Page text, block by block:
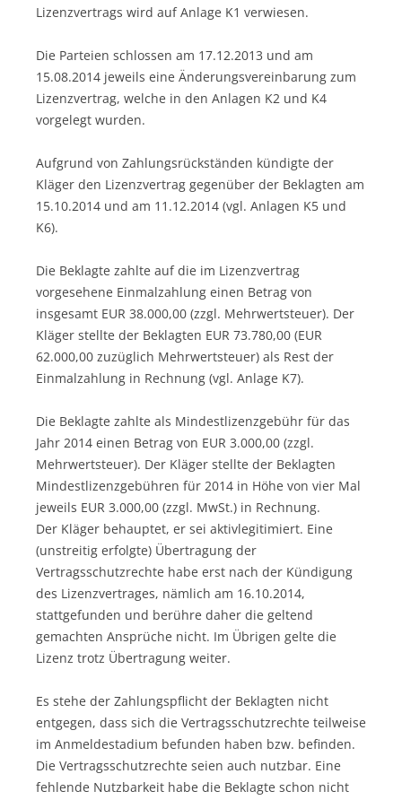
Lizenzvertrags wird auf Anlage K1 verwiesen.
Die Parteien schlossen am 17.12.2013 und am
15.08.2014 jeweils eine Änderungsvereinbarung zum
Lizenzvertrag, welche in den Anlagen K2 und K4
vorgelegt wurden.
Aufgrund von Zahlungsrückständen kündigte der
Kläger den Lizenzvertrag gegenüber der Beklagten am
15.10.2014 und am 11.12.2014 (vgl. Anlagen K5 und
K6).
Die Beklagte zahlte auf die im Lizenzvertrag
vorgesehene Einmalzahlung einen Betrag von
insgesamt EUR 38.000,00 (zzgl. Mehrwertsteuer). Der
Kläger stellte der Beklagten EUR 73.780,00 (EUR
62.000,00 zuzüglich Mehrwertsteuer) als Rest der
Einmalzahlung in Rechnung (vgl. Anlage K7).
Die Beklagte zahlte als Mindestlizenzgebühr für das
Jahr 2014 einen Betrag von EUR 3.000,00 (zzgl.
Mehrwertsteuer). Der Kläger stellte der Beklagten
Mindestlizenzgebühren für 2014 in Höhe von vier Mal
jeweils EUR 3.000,00 (zzgl. MwSt.) in Rechnung.
Der Kläger behauptet, er sei aktivlegitimiert. Eine
(unstreitig erfolgte) Übertragung der
Vertragsschutzrechte habe erst nach der Kündigung
des Lizenzvertrages, nämlich am 16.10.2014,
stattgefunden und berühre daher die geltend
gemachten Ansprüche nicht. Im Übrigen gelte die
Lizenz trotz Übertragung weiter.
Es stehe der Zahlungspflicht der Beklagten nicht
entgegen, dass sich die Vertragsschutzrechte teilweise
im Anmeldestadium befunden haben bzw. befinden.
Die Vertragsschutzrechte seien auch nutzbar. Eine
fehlende Nutzbarkeit habe die Beklagte schon nicht